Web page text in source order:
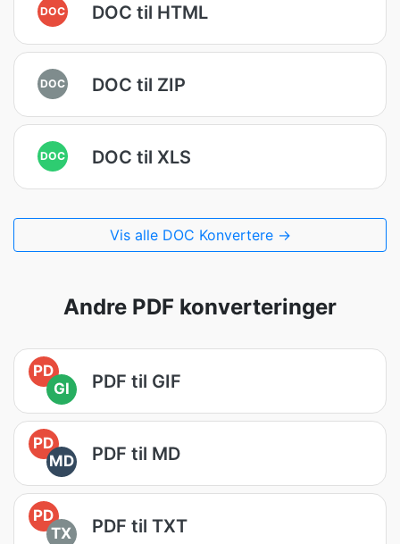
DOC DOC til HTML
DOC DOC til ZIP
DOC DOC til XLS
Vis alle DOC Konvertere →
Andre PDF konverteringer
PD
GI
PDF til GIF
PD
MD
PDF til MD
PD
TX
PDF til TXT